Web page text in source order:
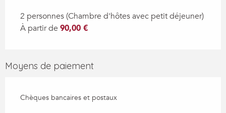
2 personnes (Chambre d'hôtes avec petit déjeuner)
À partir de 90,00 €
Moyens de paiement
Chèques bancaires et postaux